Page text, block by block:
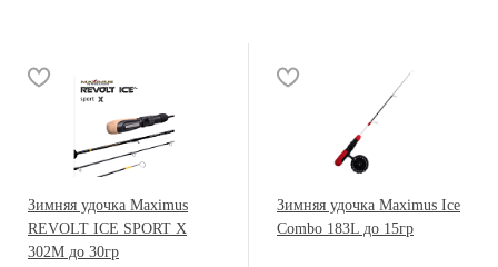
Зимняя удочка Maximus
REVOLT ICE SPORT X
302M до 30гр
Зимняя удочка Maximus Ice
Combo 183L до 15гр